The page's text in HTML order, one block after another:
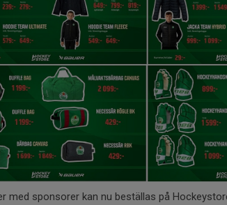
med sponsorer kan nu beställas på